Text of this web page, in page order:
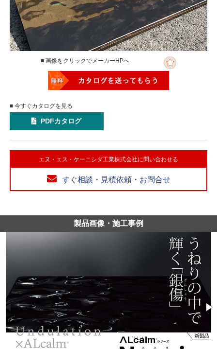
■ 画像をクリックでメーカーHPへ
■ 今すぐカタログを見る
PDFカタログ
エヌ・エス・ケーニシダ工業株式会社に問い合わせる
すぐ相談・見積依頼・お問合せ
製品画像・施工事例